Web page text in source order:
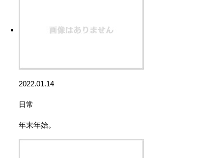
2022.01.14
日常
年末年始。